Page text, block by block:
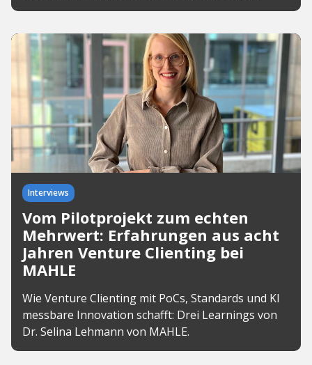
Interviews
Vom Pilotprojekt zum echten
Mehrwert: Erfahrungen aus acht
Jahren Venture Clienting bei
MAHLE
Wie Venture Clienting mit PoCs, Standards und KI
messbare Innovation schafft: Drei Learnings von
Dr. Selina Lehmann von MAHLE.